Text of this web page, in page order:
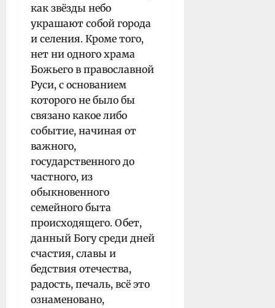
как звёзды небо
украшают собой города
и селения. Кроме того,
нет ни одного храма
Божьего в православной
Руси, с основанием
которого не было бы
связано какое либо
событие, начиная от
важного,
государственного до
частного, из
обыкновенного
семейного быта
происходящего. Обет,
данный Богу среди дней
счастия, славы и
бедствия отечества,
радость, печаль, всё это
ознаменовано,